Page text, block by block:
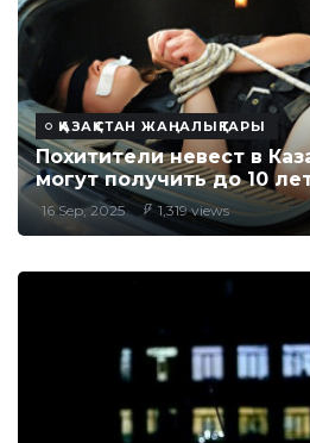
ҚАЗАҚСТАН ЖАҢАЛЫҚТАРЫ
Похитители невест в
могут получить до 10
16 Sep, 2025 1,319 views